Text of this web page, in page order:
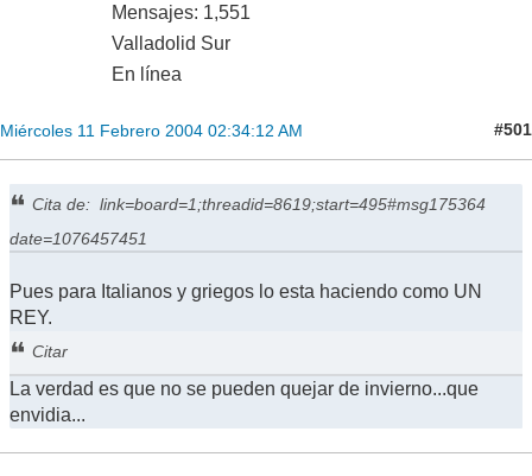
Mensajes: 1,551
Valladolid Sur
En línea
Miércoles 11 Febrero 2004 02:34:12 AM #501
Cita de: link=board=1;threadid=8619;start=495#msg175364
date=1076457451
Pues para Italianos y griegos lo esta haciendo como UN
REY.
Citar
La verdad es que no se pueden quejar de invierno...que
envidia...